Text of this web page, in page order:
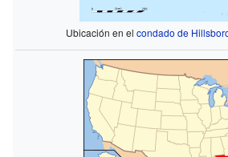
Ubicación en el condado de